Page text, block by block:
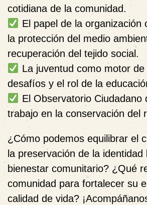
cotidiana de la comunidad.
El papel de la organización
la protección del medio
recuperación del tejido social.
La juventud como motor de
desafíos y el rol de la
El Observatorio Ciudadano
trabajo en la conservación del
¿Cómo podemos equilibrar el
la preservación de la identidad
bienestar comunitario? ¿Qué
comunidad para fortalecer su
calidad de vida?